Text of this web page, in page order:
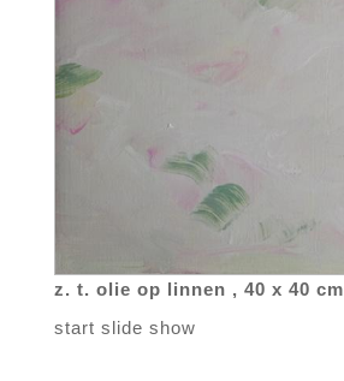
z. t. olie op linnen , 40 x 40 cm
start slide show